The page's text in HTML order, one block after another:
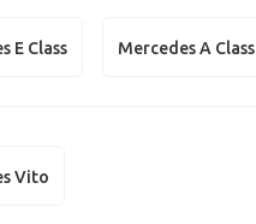
E Class Mercedes A Class
Vito